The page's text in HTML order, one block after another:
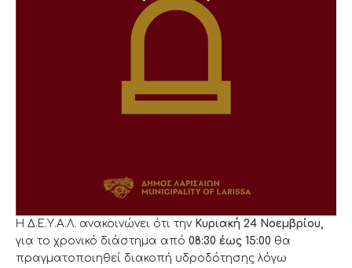
Η Δ.Ε.Υ.Α.Λ. ανακοινώνει ότι την Κυριακή 24 Νοεμβρίου
για το χρονικό διάστημα από 08:30 έως 15:00 θα
πραγματοποιηθεί διακοπή υδροδότησης λόγω